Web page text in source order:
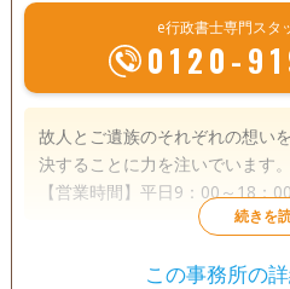
e行政書士専門スタ
0120-
故人とご遺族のそれぞれの想い
決することに力を注いでいます。 【対応地域】長崎市近郊
【営業時間】平日9：00～18：
この事務所の